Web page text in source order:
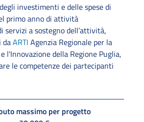
investimenti e delle spese di
primo anno di attività
servizi a sostegno dell’attività,
daARTI Agenzia Regionale per la
l'Innovazione della Regione Puglia,
le competenze dei partecipanti
massimo per progetto